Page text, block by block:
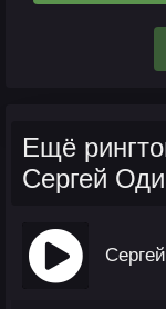
Ещё
Сергей